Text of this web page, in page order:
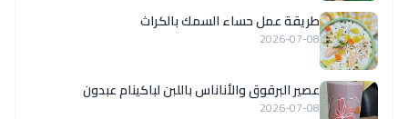
طريقة عمل حساء السمك بالكراث
2026-07-08
عصير البرقوق والأناناس باللبن لباكينام عبدون
2026-07-08